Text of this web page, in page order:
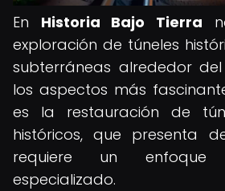
En Historia Bajo Tierra
exploración de túneles
subterráneas alrededor
los aspectos más
es la restauración de
históricos, que presenta
requiere un
especializado.